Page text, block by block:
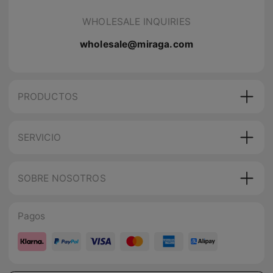
WHOLESALE INQUIRIES
wholesale@miraga.com
PRODUCTOS
SERVICIO
SOBRE NOSOTROS
Pagos